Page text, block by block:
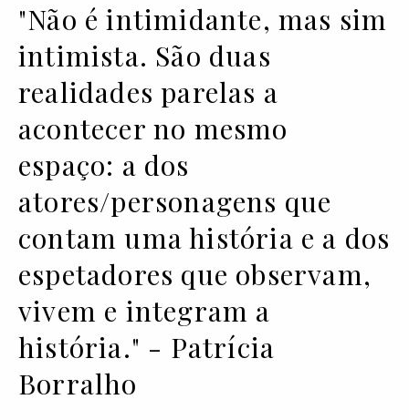
"Não é intimidante, mas sim
intimista. São duas
realidades parelas a
acontecer no mesmo
espaço: a dos
atores/personagens que
contam uma história e a dos
espetadores que observam,
vivem e integram a
história." - Patrícia
Borralho